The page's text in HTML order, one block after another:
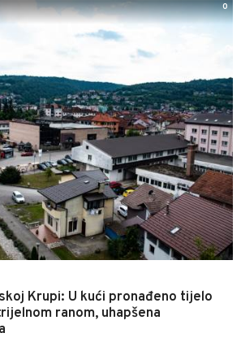
Krupi: U kući pronađeno tijelo
ranom, uhapšena
0